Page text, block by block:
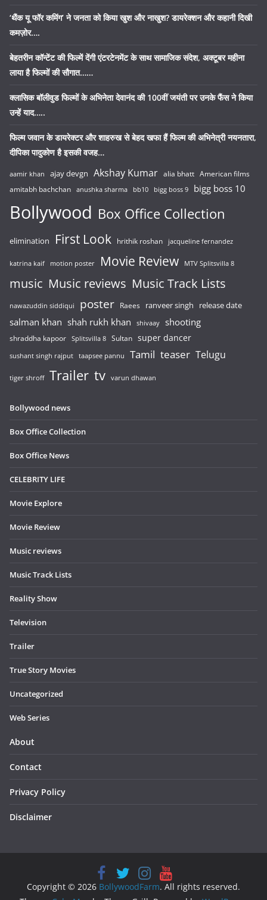
‘थैंक यू फॉर कमिंग’ ने जनता को किया खुश और नाखुश? डायरेक्शन और कहानी दिखी
कमज़ोर….
बेहतरीन कॉन्टेंट की फिल्में देंगी एंटरटेनमेंट के साथ सामाजिक संदेश, अक्टूबर महीना
लाया है फिल्मों की सौगात……
क्लासिक बॉलीवुड फिल्मों के अभिनेता देवानंद की 100वीं जयंती पर उनके फैंस ने किया
उन्हें याद…..
फिल्म जवान के डायरेक्टर और शाहरुख से बेहद खफा हैं फिल्म की अभिनेत्री नयनतारा,
दीपिका पादुकोण है इसकी वजह…
aamir khan ajay devgn Akshay Kumar alia bhatt American films
amitabh bachchan anushka sharma bb10 bigg boss 9 bigg boss 10
Bollywood Box Office Collection
elimination First Look hrithik roshan jacqueline fernandez
katrina kaif motion poster Movie Review MTV Splitsvilla 8
music Music reviews Music Track Lists
nawazuddin siddiqui poster Raees ranveer singh release date
salman khan shah rukh khan shivaay shooting
shraddha kapoor Splitsvilla 8 Sultan super dancer
sushant singh rajput taapsee pannu Tamil teaser Telugu
tiger shroff Trailer tv varun dhawan
Bollywood news
Box Office Collection
Box Office News
CELEBRITY LIFE
Movie Explore
Movie Review
Music reviews
Music Track Lists
Reality Show
Television
Trailer
True Story Movies
Uncategorized
Web Series
About
Contact
Privacy Policy
Disclaimer
Copyright © 2026 BollywoodFarm. All rights reserved.